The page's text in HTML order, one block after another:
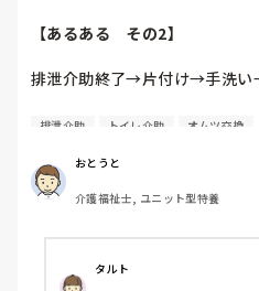
【あるある　その2】
排泄介助終了→片付け→手洗い
ここまでは良いが、ふと一息
せっかくクリーム塗ったのに
排泄介助 トイレ介助 オムツ交換
おとうと
介護福祉士, ユニット型特養
タルト